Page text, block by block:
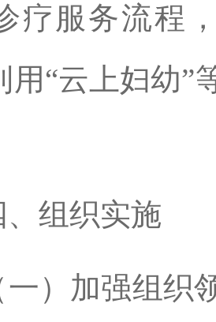
疗服务流程
用“云上妇幼”
组织实施
加强组织领